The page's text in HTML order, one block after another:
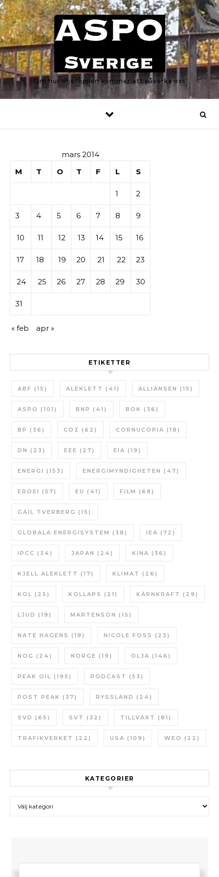
Skip to content
Om hur oljetoppen kommer att påverka oss
mars 2014
M
T O T F L S
1 2
3 4 5 6 7 8 9
10 11 12 13 14 15 16
17 18 19 20 21 22 23
24 25 26 27 28 29 30
31
« feb apr »
ETIKETTER
ABF (15) ALEKLETT (41) ALLIANSEN (15)
ASPO (101) BNP (41) BOK (36)
BP (36) CO2 (62) CORNUCOPIA (18)
DN (23) EEE (27) EIA (19)
ENERGI (153) ENERGIMYNDIGHETEN (47)
EROEI (57) EU (41) FILM (68)
GAIL TVERBERG (15)
GLOBALA ENERGISYSTEM (38) IEA (72)
IPCC (34) JAPAN (24) KINA (36)
KJELL ALEKLETT (17) KLIMAT (26)
KOL (25) KOLLAPS (21) KÄRNKRAFT (29)
LJUD (19) MARTENSON (15)
NATE HAGENS (19) NICOLE FOSS (23)
NOG (24) NORGE (19) OLJA (146)
PEAK OIL (195) PODCAST (53)
POST PEAK (37) RYSSLAND (24)
SVD (65) SVT (32) TILLVÄXT (81)
TRAFIKVERKET (22) USA (109) WEO (22)
KATEGORIER